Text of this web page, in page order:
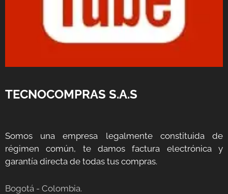
TECNOCOMPRAS S.A.S
Somos una empresa legalmente constituida de
régimen común, te damos factura electrónica y
garantía directa de todas tus compras.
Bogotá - Colombia.